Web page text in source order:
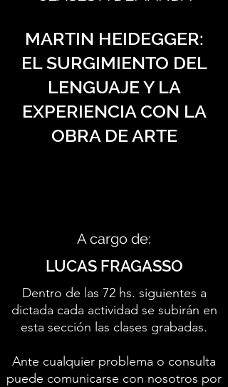
MARTIN HEIDEGGER:
EL SURGIMIENTO DEL
LENGUAJE Y LA
EXPERIENCIA CON LA
OBRA DE ARTE
A cargo de:
LUCAS FRAGASSO
Dentro de las 72 hs. siguientes a
dictada cada actividad se subirán en
esta sección las clases grabadas.
Ante cualquier problema o consulta
puede comunicarse con nosotros por